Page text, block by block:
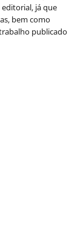
já que
bem como
publicado